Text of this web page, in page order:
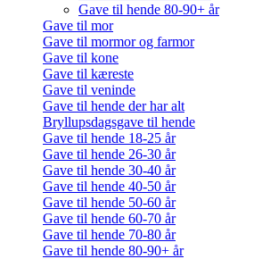
Gave til hende 80-90+ år
Gave til mor
Gave til mormor og farmor
Gave til kone
Gave til kæreste
Gave til veninde
Gave til hende der har alt
Bryllupsdagsgave til hende
Gave til hende 18-25 år
Gave til hende 26-30 år
Gave til hende 30-40 år
Gave til hende 40-50 år
Gave til hende 50-60 år
Gave til hende 60-70 år
Gave til hende 70-80 år
Gave til hende 80-90+ år